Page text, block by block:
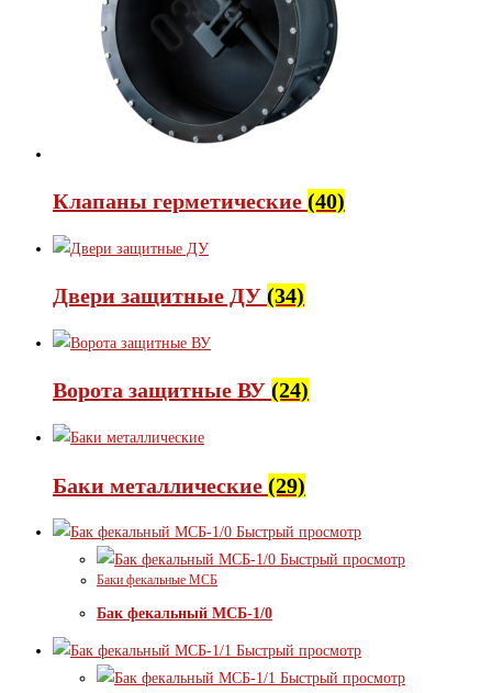
Клапаны герметические (40)
Двери защитные ДУ (34)
Ворота защитные ВУ (24)
Баки металлические (29)
Быстрый просмотр
Быстрый просмотр
Баки фекальные МСБ
Бак фекальный МСБ-1/0
Быстрый просмотр
Быстрый просмотр